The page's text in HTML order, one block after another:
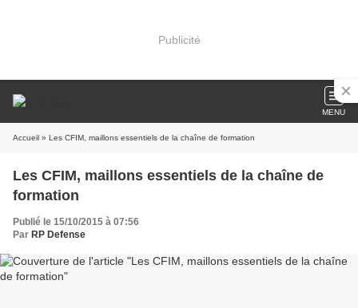
Publicité
MENU
Accueil » Les CFIM, maillons essentiels de la chaîne de formation
Les CFIM, maillons essentiels de la chaîne de
formation
Publié le 15/10/2015 à 07:56
Par RP Defense